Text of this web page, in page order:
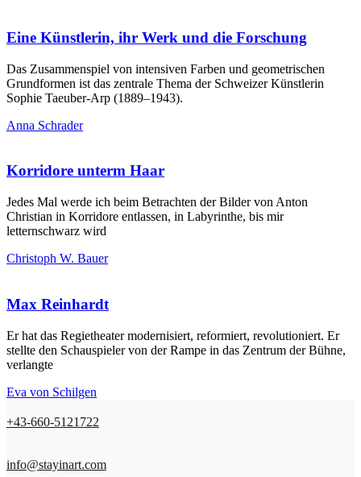
Eine Künstlerin, ihr Werk und die Forschung
Das Zusammenspiel von intensiven Farben und geometrischen
Grundformen ist das zentrale Thema der Schweizer Künstlerin
Sophie Taeuber-Arp (1889–1943).
Anna Schrader
Korridore unterm Haar
Jedes Mal werde ich beim Betrachten der Bilder von Anton
Christian in Korridore entlassen, in Labyrinthe, bis mir
letternschwarz wird
Christoph W. Bauer
Max Reinhardt
Er hat das Regietheater modernisiert, reformiert, revolutioniert. Er
stellte den Schauspieler von der Rampe in das Zentrum der Bühne,
verlangte
Eva von Schilgen
+43-660-5121722
info@stayinart.com